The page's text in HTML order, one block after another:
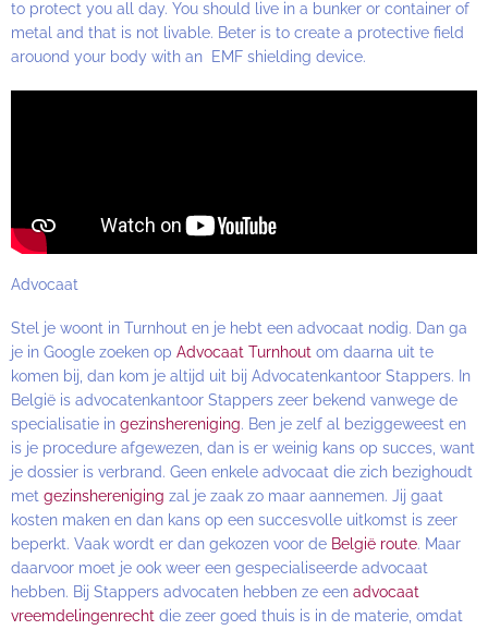
to protect you all day. You should live in a bunker or container of
metal and that is not livable. Beter is to create a protective field
arouond your body with an EMF shielding device.
Advocaat
Stel je woont in Turnhout en je hebt een advocaat nodig. Dan ga
je in Google zoeken op Advocaat Turnhout om daarna uit te
komen bij, dan kom je altijd uit bij Advocatenkantoor Stappers. In
België is advocatenkantoor Stappers zeer bekend vanwege de
specialisatie in gezinshereniging. Ben je zelf al beziggeweest en
is je procedure afgewezen, dan is er weinig kans op succes, want
je dossier is verbrand. Geen enkele advocaat die zich bezighoudt
met gezinshereniging zal je zaak zo maar aannemen. Jij gaat
kosten maken en dan kans op een succesvolle uitkomst is zeer
beperkt. Vaak wordt er dan gekozen voor de België route. Maar
daarvoor moet je ook weer een gespecialiseerde advocaat
hebben. Bij Stappers advocaten hebben ze een advocaat
vreemdelingenrecht die zeer goed thuis is in de materie, omdat